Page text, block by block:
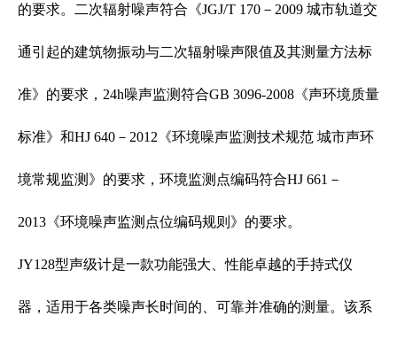
的要求。二次辐射噪声符合《JGJ/T 170－2009 城市轨道交
通引起的建筑物振动与二次辐射噪声限值及其测量方法标
准》的要求，24h噪声监测符合GB 3096-2008《声环境质量
标准》和HJ 640－2012《环境噪声监测技术规范 城市声环
境常规监测》的要求，环境监测点编码符合HJ 661－
2013《环境噪声监测点位编码规则》的要求。
JY128型声级计是一款功能强大、性能卓越的手持式仪
器，适用于各类噪声长时间的、可靠并准确的测量。该系